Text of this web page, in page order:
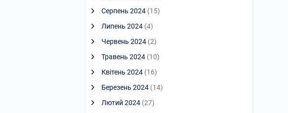
Серпень 2024 (15)
Липень 2024 (4)
Червень 2024 (2)
Травень 2024 (10)
Квітень 2024 (16)
Березень 2024 (14)
Лютий 2024 (27)